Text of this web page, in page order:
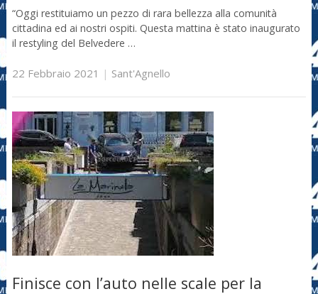
“Oggi restituiamo un pezzo di rara bellezza alla comunità
cittadina ed ai nostri ospiti. Questa mattina è stato inaugurato
il restyling del Belvedere …
22 Febbraio 2021 | Sant'Agnello
Finisce con l’auto nelle scale per la